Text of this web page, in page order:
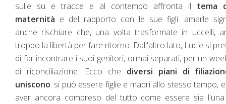
sulle su e tracce e al contempo affronta il tema
maternità e del rapporto con le sue figli: amarle
anche rischiare che, una volta trasformate in uccelli,
troppo la libertà per fare ritorno. Dall'altro lato, Lucie si
di far incontrare i suoi genitori, ormai separati, per un
di riconciliazione. Ecco che diversi piani di
uniscono: si può essere figlie e madri allo stesso tempo,
aver ancora compreso del tutto come essere sia